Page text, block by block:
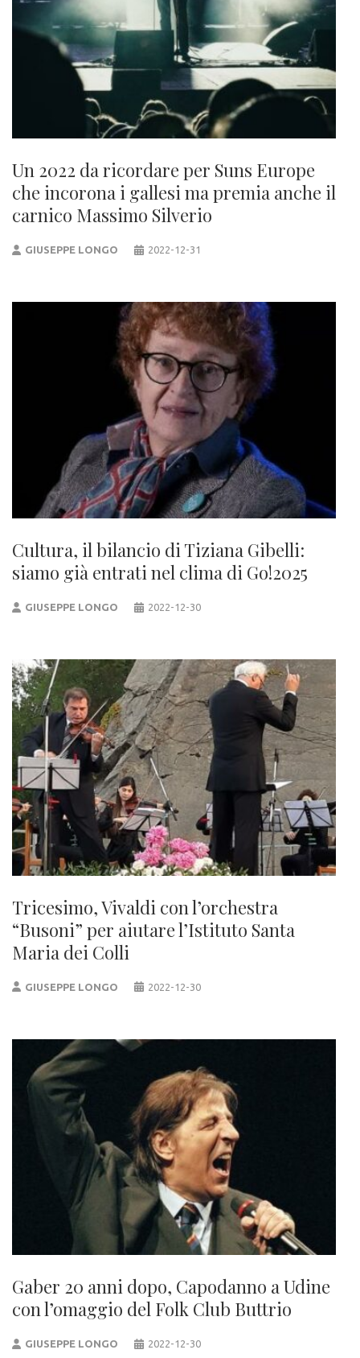
Un 2022 da ricordare per Suns Europe
che incorona i gallesi ma premia anche il
carnico Massimo Silverio
GIUSEPPE LONGO 2022-12-31
Cultura, il bilancio di Tiziana Gibelli:
siamo già entrati nel clima di Go!2025
GIUSEPPE LONGO 2022-12-30
Tricesimo, Vivaldi con l’orchestra
“Busoni” per aiutare l’Istituto Santa
Maria dei Colli
GIUSEPPE LONGO 2022-12-30
Gaber 20 anni dopo, Capodanno a Udine
con l’omaggio del Folk Club Buttrio
GIUSEPPE LONGO 2022-12-30